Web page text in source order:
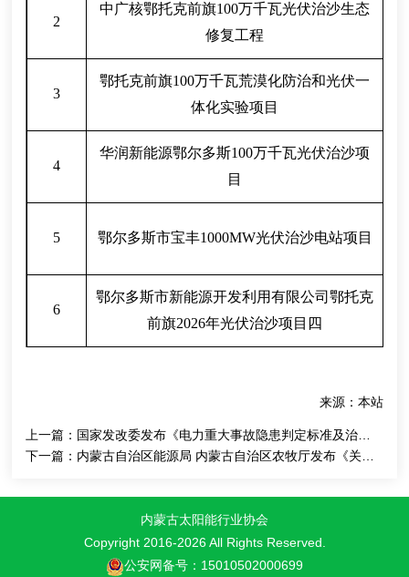
2
中广核鄂托克前旗100万千瓦光伏治沙生态
修复工程
3
鄂托克前旗100万千瓦荒漠化防治和光伏一
体化实验项目
4
华润新能源鄂尔多斯100万千瓦光伏治沙项
目
5 鄂尔多斯市宝丰1000MW光伏治沙电站项目
6
鄂尔多斯市新能源开发利用有限公司鄂托克
前旗2026年光伏治沙项目四
来源：本站
上一篇：
下一篇：
内蒙古太阳能行业协会
Copyright 2016-2026 All Rights Reserved.
公安网备号：15010502000699